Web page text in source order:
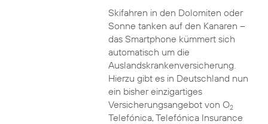
Skifahren in den Dolomiten oder
Sonne tanken auf den Kanaren –
das Smartphone kümmert sich
automatisch um die
Auslandskrankenversicherung.
Hierzu gibt es in Deutschland nun
ein bisher einzigartiges
Versicherungsangebot von O2
Telefónica, Telefónica Insurance